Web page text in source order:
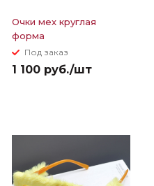
Очки мех круглая
форма
Под заказ
1 100 руб./шт